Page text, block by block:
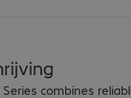
combines